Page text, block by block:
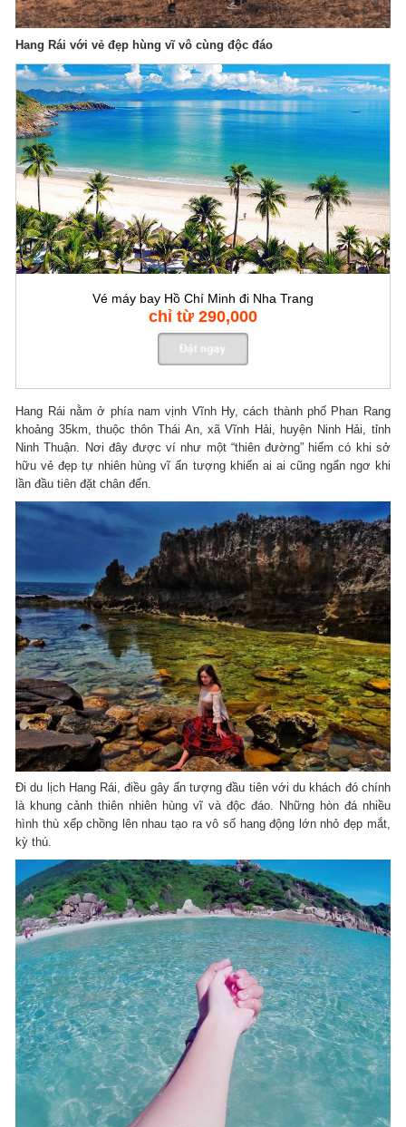
Hang Rái với vẻ đẹp hùng vĩ vô cùng độc đáo
Vé máy bay Hồ Chí Minh đi Nha Trang
chỉ từ 290,000
Hang Rái nằm ở phía nam vịnh Vĩnh Hy, cách thành phố Phan Rang
khoảng 35km, thuộc thôn Thái An, xã Vĩnh Hải, huyện Ninh Hải, tỉnh
Ninh Thuận. Nơi đây được ví như một “thiên đường” hiếm có khi sở
hữu vẻ đẹp tự nhiên hùng vĩ ấn tượng khiến ai ai cũng ngẩn ngơ khi
lần đầu tiên đặt chân đến.
Đi du lịch Hang Rái, điều gây ấn tượng đầu tiên với du khách đó chính
là khung cảnh thiên nhiên hùng vĩ và độc đáo. Những hòn đá nhiều
hình thù xếp chồng lên nhau tạo ra vô số hang động lớn nhỏ đẹp mắt,
kỳ thú.